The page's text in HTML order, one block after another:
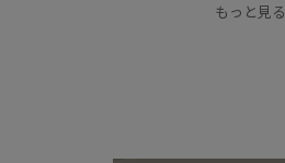
自宅で洗える 艶感 高級感
もっと見る